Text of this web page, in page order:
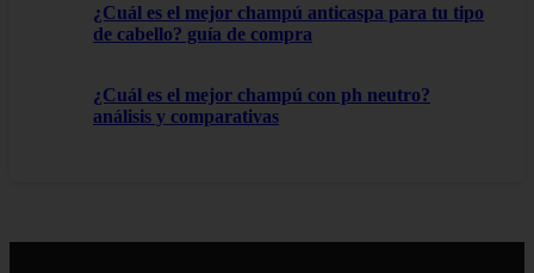
¿Cuál es el mejor champú anticaspa para tu tipo
de cabello? guía de compra
¿Cuál es el mejor champú con ph neutro?
análisis y comparativas